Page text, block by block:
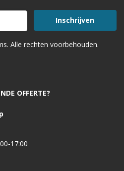
Alle rechten voorbehouden.
OFFERTE?
17:00